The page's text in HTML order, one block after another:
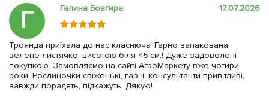
Г Галина Бовгира 17.07.2026
Троянда приїхала до нас класнюча! Гарно запакована,
зелене листячко, висотою біля 45 см.! Дуже задоволені
покупкою. Замовляємо на сайті АгроМаркету вже чотири
роки. Рослиночки свіженькі, гарні, консультанти привітливі,
завжди порадять, підкажуть. Дякую!